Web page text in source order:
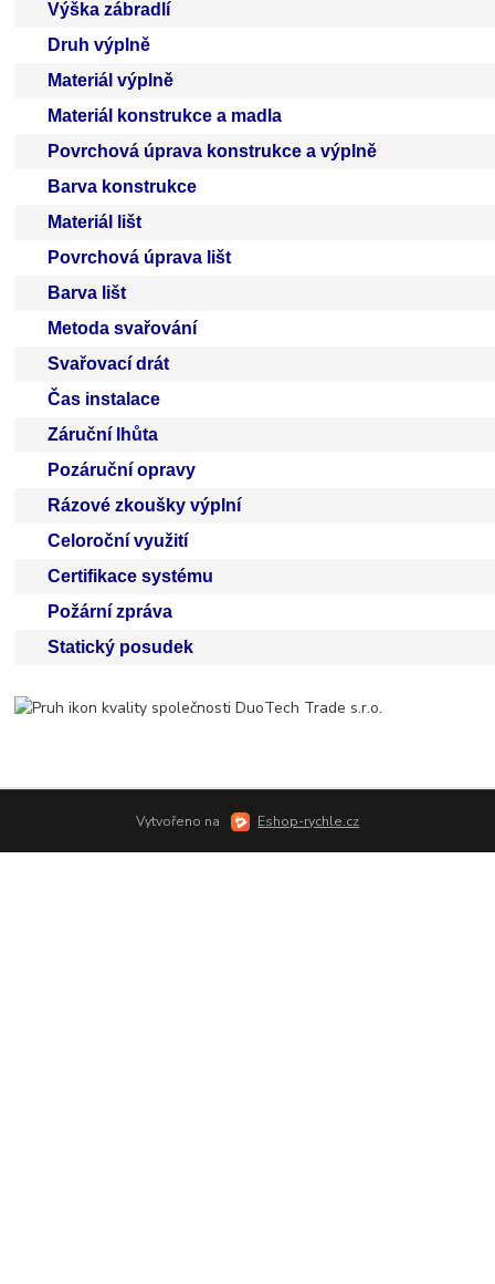
Výška zábradlí
Druh výplně
Materiál výplně
Materiál konstrukce a madla
Povrchová úprava konstrukce a výplně
Barva konstrukce
Materiál lišt
Povrchová úprava lišt
Barva lišt
Metoda svařování
Svařovací drát
Čas instalace
Záruční lhůta
Pozáruční opravy
Rázové zkoušky výplní
Celoroční využití
Certifikace systému
Požární zpráva
Statický posudek
Vytvořeno na Eshop-rychle.cz